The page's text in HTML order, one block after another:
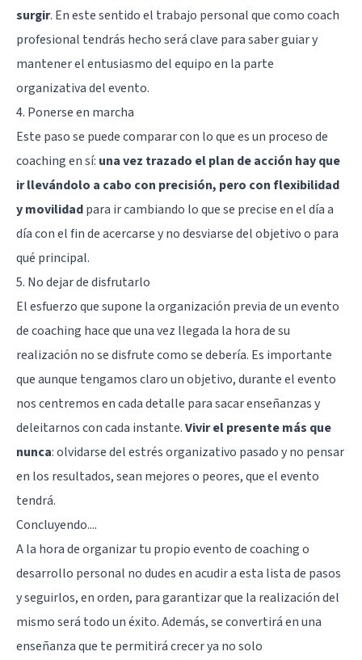
surgir. En este sentido el trabajo personal que como coach
profesional tendrás hecho será clave para saber guiar y
mantener el entusiasmo del equipo en la parte
organizativa del evento.
4. Ponerse en marcha
Este paso se puede comparar con lo que es un proceso de
coaching en sí: una vez trazado el plan de acción hay que
ir llevándolo a cabo con precisión, pero con flexibilidad
y movilidadpara ir cambiando lo que se precise en el día a
día con el fin de acercarse y no desviarse del objetivo o para
qué principal.
5. No dejar de disfrutarlo
El esfuerzo que supone la organización previa de un evento
de coaching hace que una vez llegada la hora de su
realización no se disfrute como se debería. Es importante
que aunque tengamos claro un objetivo, durante el evento
nos centremos en cada detalle para sacar enseñanzas y
deleitarnos con cada instante.Vivir el presente más que
nunca: olvidarse del estrés organizativo pasado y no pensar
en los resultados, sean mejores o peores, que el evento
tendrá.
Concluyendo....
A la hora de organizar tu propio evento de coaching o
desarrollo personal no dudes en acudir a esta lista de pasos
y seguirlos, en orden, para garantizar que la realización del
mismo será todo un éxito. Además, se convertirá en una
enseñanza que te permitirá crecer ya no solo